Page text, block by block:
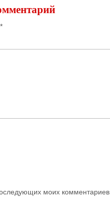
*
моих комментариев.